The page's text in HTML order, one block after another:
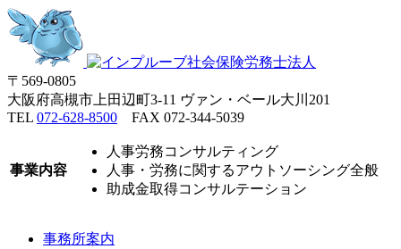
〒569-0805
大阪府高槻市上田辺町3-11 ヴァン・ベール大川201
TEL 072-628-8500 FAX 072-344-5039
事業内容
人事労務コンサルティング
人事・労務に関するアウトソーシング全般
助成金取得コンサルテーション
事務所案内